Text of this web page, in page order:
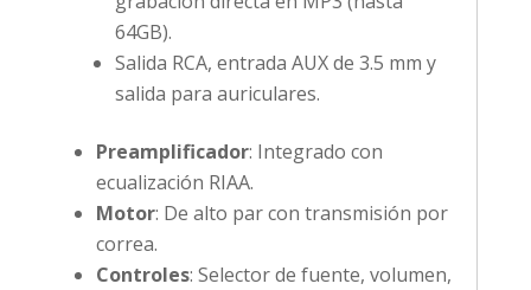
64GB).
Salida RCA, entrada AUX de 3.5 mm y
salida para auriculares.
Preamplificador: Integrado con
ecualización RIAA.
Motor: De alto par con transmisión por
correa.
Controles: Selector de fuente, volumen,